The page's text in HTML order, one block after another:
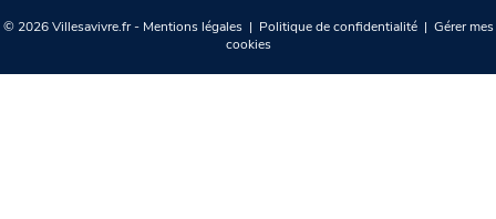
© 2026 Villesavivre.fr - Mentions légales| Politique de confidentialité| Gérer mes
cookies